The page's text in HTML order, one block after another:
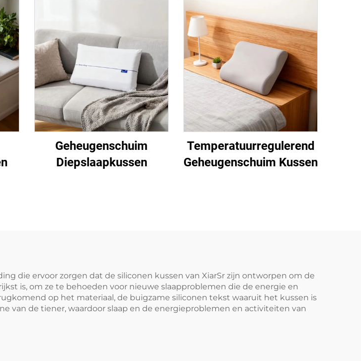
Geheugenschuim
Diepslaapkussen
Temperatuurregulerend
Geheugenschuim Kussen
die ervoor zorgen dat de siliconen kussen van XiarSr zijn ontworpen om de
is, om ze te behoeden voor nieuwe slaapproblemen die de energie en
op het materiaal, de buigzame siliconen tekst waaruit het kussen is
van de tiener, waardoor slaap en de energieproblemen en activiteiten van